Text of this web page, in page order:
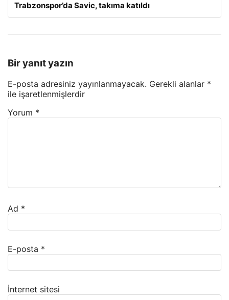
Trabzonspor’da Savic, takıma katıldı
Bir yanıt yazın
E-posta adresiniz yayınlanmayacak. Gerekli alanlar *
ile işaretlenmişlerdir
Yorum *
Ad *
E-posta *
İnternet sitesi